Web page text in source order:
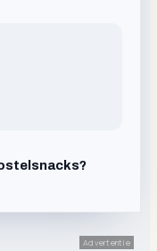
Advertentie